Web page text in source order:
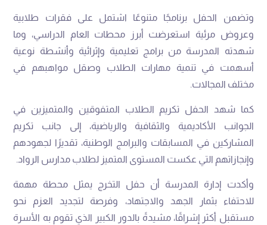
وتضمن الحفل برنامجًا متنوعًا اشتمل على فقرات طلابية
وعروض مرئية استعرضت أبرز محطات العام الدراسي، وما
شهدته المدرسة من برامج تعليمية وإثرائية وأنشطة نوعية
أسهمت في تنمية مهارات الطلاب وصقل مواهبهم في
مختلف المجالات.
كما شهد الحفل تكريم الطلاب المتفوقين والمتميزين في
الجوانب الأكاديمية والثقافية والرياضية، إلى جانب تكريم
المشاركين في المسابقات والبرامج الوطنية، تقديرًا لجهودهم
وإنجازاتهم التي عكست المستوى المتميز لطلاب مدارس الرواد.
وأكدت إدارة المدرسة أن حفل التخرج يمثل محطة مهمة
للاحتفاء بثمار الجهد والاجتهاد، وفرصة لتجديد العزم نحو
مستقبل أكثر إشراقًا، مشيدةً بالدور الكبير الذي تقوم به الأسرة